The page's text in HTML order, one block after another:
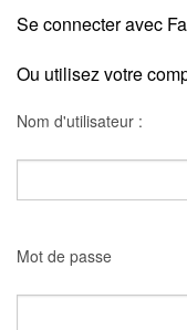
Se connecter avec
Ou utilisez votre
Nom d'utilisateur :
Mot de passe